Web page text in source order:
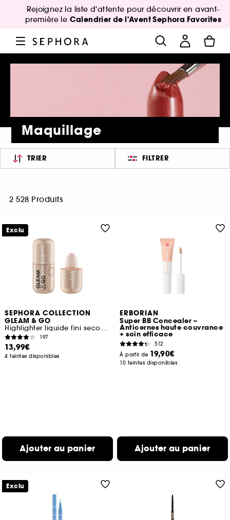
Rejoignez la liste d'attente pour découvrir en avant-
première le Calendrier de l'Avent Sephora Favorites
Maquillage
TRIER FILTRER
2 528 Produits
SEPHORA COLLECTION
GLEAM & GO
Highlighter liquide fini seconde peau
197
13,99€
4 teintes disponibles
Ajouter au panier
Exclu
ERBORIAN
Super BB Concealer –
Anticernes haute couvrance
+ soin efficace
512
À partir de 19,90€
10 teintes disponibles
Ajouter au panier
Exclu